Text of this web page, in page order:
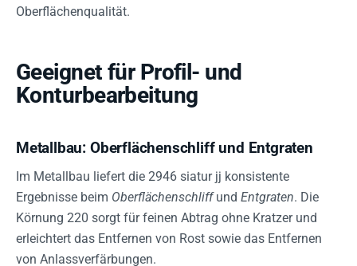
Oberflächenqualität.
Geeignet für Profil- und
Konturbearbeitung
Metallbau: Oberflächenschliff und Entgraten
Im Metallbau liefert die 2946 siatur jj konsistente
Ergebnisse beim Oberflächenschliffund Entgraten. Die
Körnung 220 sorgt für feinen Abtrag ohne Kratzer und
erleichtert das Entfernen von Rost sowie das Entfernen
von Anlassverfärbungen.